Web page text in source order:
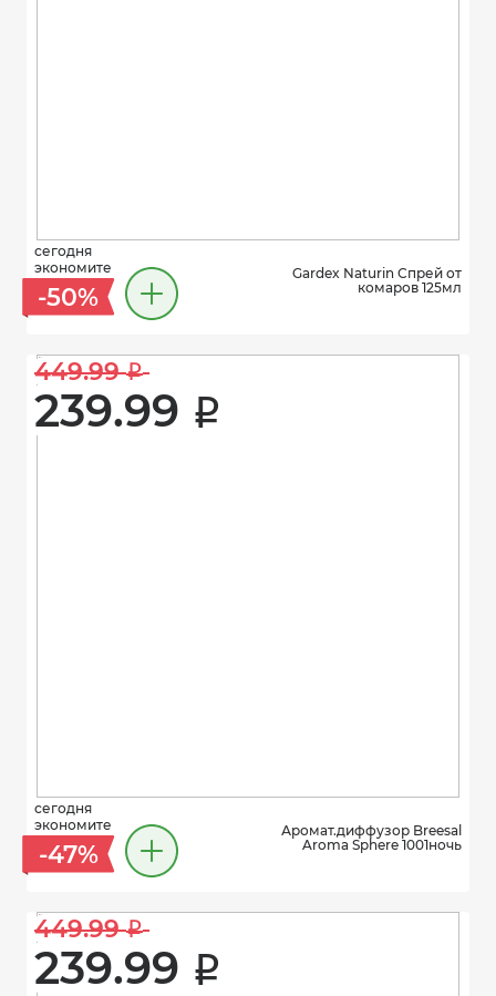
сегодня
экономите
-50%
Gardex Naturin Спрей от
комаров 125мл
449.99 i
239.99 i
сегодня
экономите
-47%
Аромат.диффузор Breesal
Aromа Sphere 1001ночь
449.99 i
239.99 i